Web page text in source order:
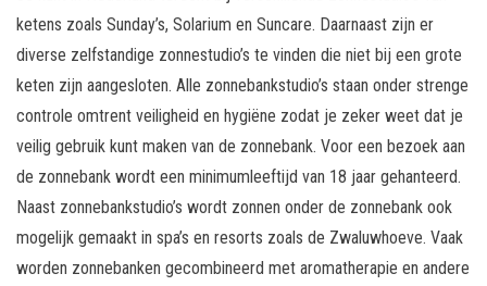
ketens zoals Sunday’s, Solarium en Suncare. Daarnaast zijn er
diverse zelfstandige zonnestudio’s te vinden die niet bij een grote
keten zijn aangesloten. Alle zonnebankstudio’s staan onder strenge
controle omtrent veiligheid en hygiëne zodat je zeker weet dat je
veilig gebruik kunt maken van de zonnebank. Voor een bezoek aan
de zonnebank wordt een minimumleeftijd van 18 jaar gehanteerd.
Naast zonnebankstudio’s wordt zonnen onder de zonnebank ook
mogelijk gemaakt in spa’s en resorts zoals de Zwaluwhoeve. Vaak
worden zonnebanken gecombineerd met aromatherapie en andere